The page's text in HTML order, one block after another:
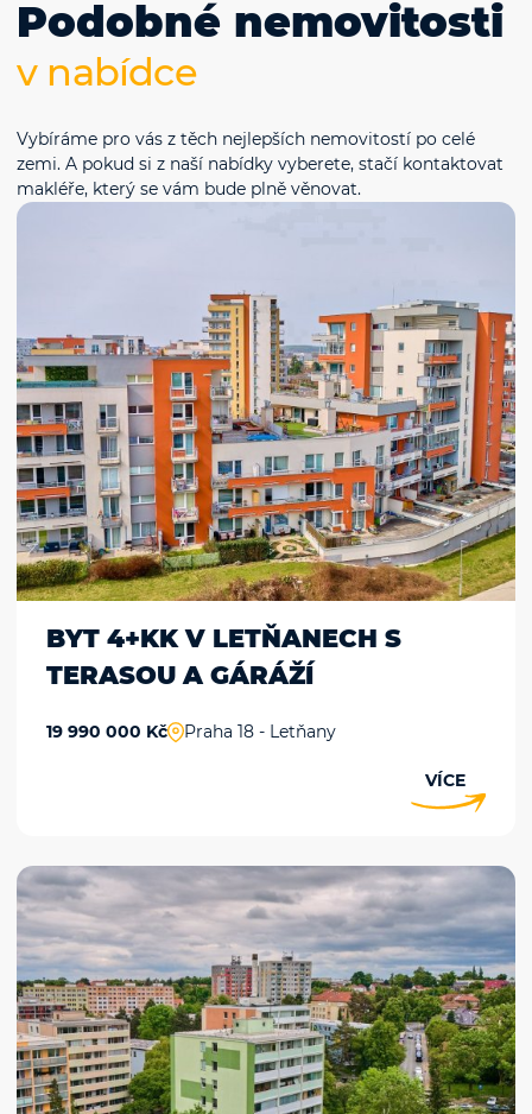
Podobné nemovitosti
v nabídce
Vybíráme pro vás z těch nejlepších nemovitostí po celé
zemi. A pokud si z naší nabídky vyberete, stačí kontaktovat
makléře, který se vám bude plně věnovat.
BYT 4+KK V LETŇANECH S
TERASOU A GÁRÁŽÍ
19 990 000 Kč Praha 18 - Letňany
VÍCE